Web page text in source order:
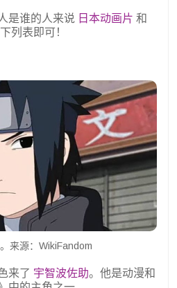
是谁的人来说 日本动画片 和
列表即可！
来源：WikiFandom
来了 宇智波佐助。他是动漫和